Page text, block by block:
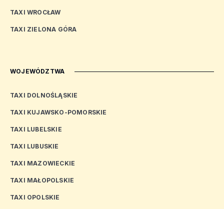
TAXI WROCŁAW
TAXI ZIELONA GÓRA
WOJEWÓDZTWA
TAXI DOLNOŚLĄSKIE
TAXI KUJAWSKO-POMORSKIE
TAXI LUBELSKIE
TAXI LUBUSKIE
TAXI MAZOWIECKIE
TAXI MAŁOPOLSKIE
TAXI OPOLSKIE